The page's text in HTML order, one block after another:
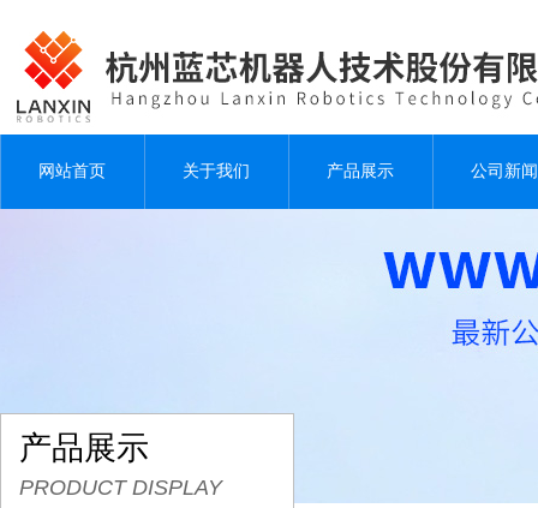
网站首页 关于我们 产品展示 公司新闻
产品展示
PRODUCT DISPLAY